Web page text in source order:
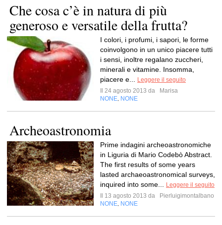
Che cosa c’è in natura di più
generoso e versatile della frutta?
I colori, i profumi, i sapori, le forme
coinvolgono in un unico piacere tutti
i sensi, inoltre regalano zuccheri,
minerali e vitamine. Insomma,
piacere e...
Leggere il seguito
Il 24 agosto 2013 da
Marisa
NONE NONE
Archeoastronomia
Prime indagini archeoastronomiche
in Liguria di Mario Codebò Abstract.
The first results of some years
lasted archaeoastronomical surveys,
inquired into some...
Leggere il seguito
Il 13 agosto 2013 da
Pierluigimontalbano
NONE NONE